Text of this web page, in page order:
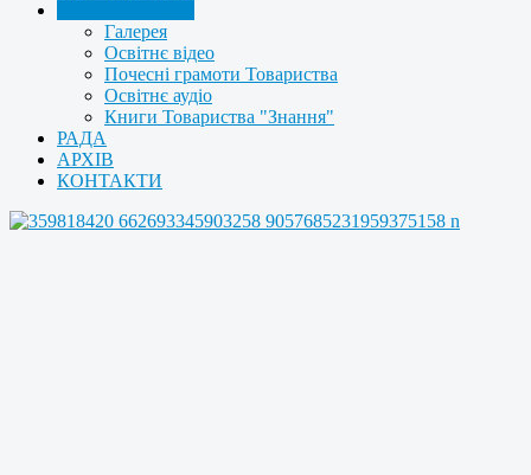
Галерея
Освітнє відео
Почесні грамоти Товариства
Освітнє аудіо
Книги Товариства "Знання"
РАДА
АРХІВ
КОНТАКТИ